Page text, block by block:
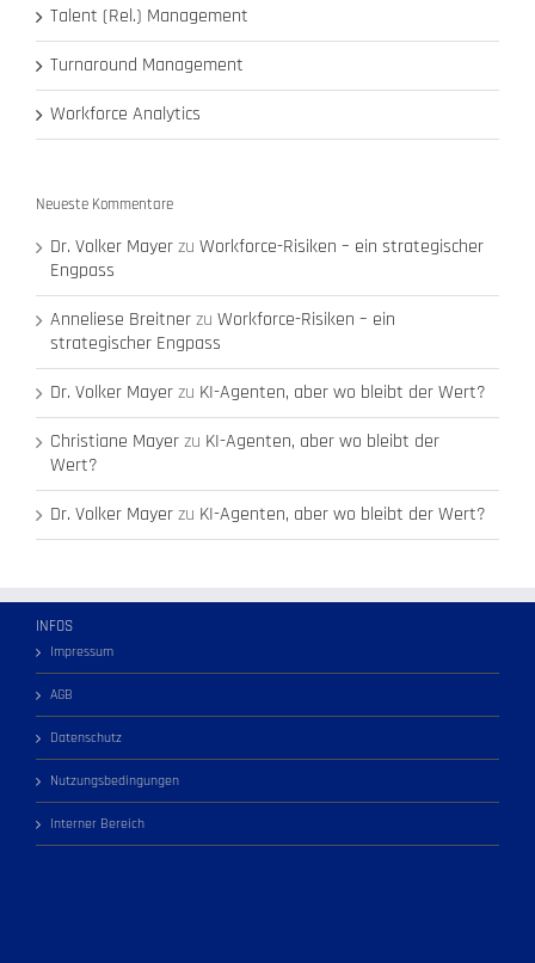
Talent (Rel.) Management
Turnaround Management
Workforce Analytics
Neueste Kommentare
Dr. Volker Mayerzu Workforce-Risiken – ein strategischer
Engpass
Anneliese Breitnerzu Workforce-Risiken – ein
strategischer Engpass
Dr. Volker Mayerzu KI-Agenten, aber wo bleibt der Wert?
Christiane Mayerzu KI-Agenten, aber wo bleibt der
Wert?
Dr. Volker Mayerzu KI-Agenten, aber wo bleibt der Wert?
INFOS
Impressum
AGB
Datenschutz
Nutzungsbedingungen
Interner Bereich